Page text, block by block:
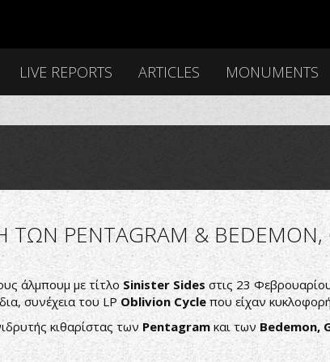
LIVE REPORTS ARTICLES MONUMENTS
PENTAGRAM &
άλμπουμ με τίτλο Sinister Sides στις 23
συνέχεια του LPOblivion Cycleπου είχαν
κιθαρίστας των Pentagramκαι τωνBedemon,